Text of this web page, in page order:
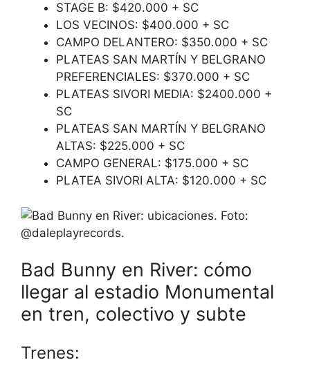
STAGE B: $420.000 + SC
LOS VECINOS: $400.000 + SC
CAMPO DELANTERO: $350.000 + SC
PLATEAS SAN MARTÍN Y BELGRANO
PREFERENCIALES: $370.000 + SC
PLATEAS SIVORI MEDIA: $2400.000 +
SC
PLATEAS SAN MARTÍN Y BELGRANO
ALTAS: $225.000 + SC
CAMPO GENERAL: $175.000 + SC
PLATEA SIVORI ALTA: $120.000 + SC
Bad Bunny en River: cómo
llegar al estadio Monumental
en tren, colectivo y subte
Trenes: